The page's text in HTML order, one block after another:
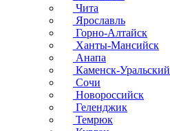
Чита
Ярославль
Горно-Алтайск
Ханты-Мансийск
Анапа
Каменск-Уральский
Сочи
Новороссийск
Геленджик
Темрюк